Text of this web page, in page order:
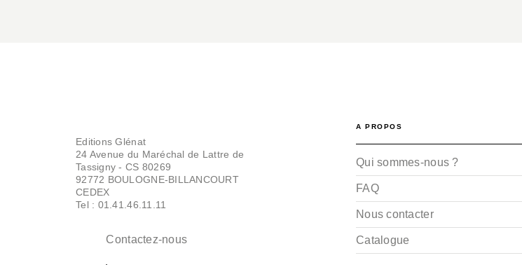
Editions Glénat
24 Avenue du Maréchal de Lattre de
Tassigny - CS 80269
92772 BOULOGNE-BILLANCOURT
CEDEX
Tel : 01.41.46.11.11
Contactez-nous
A PROPOS
Qui sommes-nous ?
FAQ
Nous contacter
Catalogue